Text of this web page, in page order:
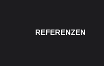
REFERENZEN